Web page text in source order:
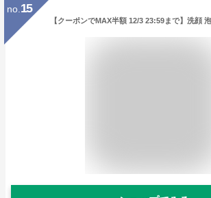
no. 15